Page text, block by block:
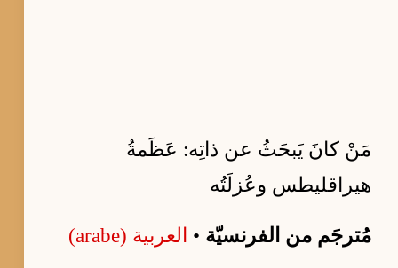
مَنْ كانَ يَبحَثُ عن ذاتِه: عَظَمةُ
هيراقليطس وعُزلَتُه
مُترجَم من الفرنسيّة • العربية (arabe)